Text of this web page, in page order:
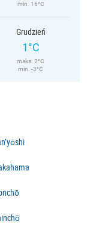
min. 16°C
Grudzień
1°C
maks. 2°C
min. -3°C